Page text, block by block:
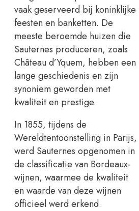
vaak geserveerd bij koninklijke
feesten en banketten. De
meeste beroemde huizen die
Sauternes produceren, zoals
Château d’Yquem, hebben een
lange geschiedenis en zijn
synoniem geworden met
kwaliteit en prestige.
In 1855, tijdens de
Wereldtentoonstelling in Parijs,
werd Sauternes opgenomen in
de classificatie van Bordeaux-
wijnen, waarmee de kwaliteit
en waarde van deze wijnen
officieel werd erkend.